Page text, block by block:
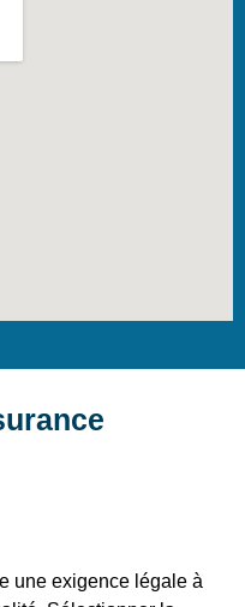
une exigence légale à